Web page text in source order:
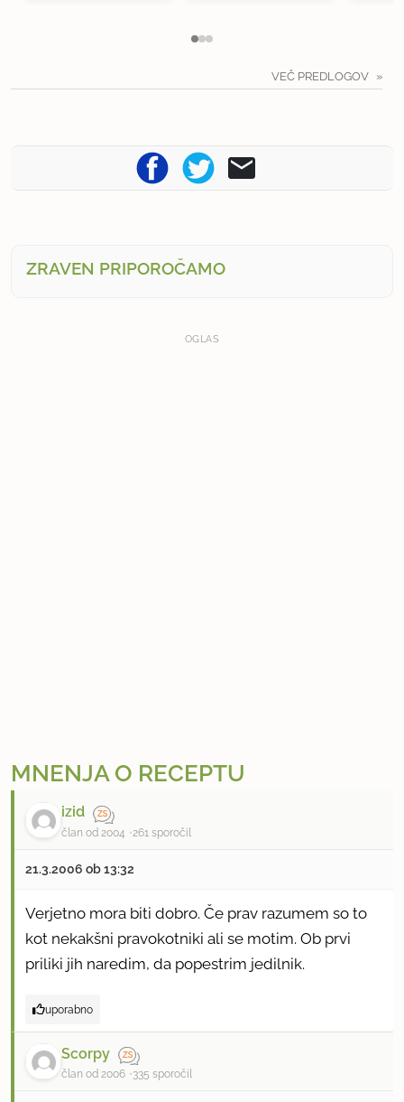
VEČ PREDLOGOV
ZRAVEN PRIPOROČAMO
OGLAS
MNENJA O RECEPTU
izid
član od 2004 261 sporočil
21.3.2006 ob 13:32
Verjetno mora biti dobro. Če prav razumem so to
kot nekakšni pravokotniki ali se motim. Ob prvi
priliki jih naredim, da popestrim jedilnik.
uporabno
Scorpy
član od 2006 335 sporočil